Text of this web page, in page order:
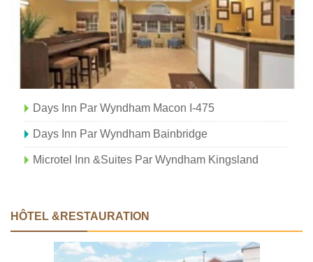
Days Inn Par Wyndham Macon I-475
Days Inn Par Wyndham Bainbridge
Microtel Inn &Suites Par Wyndham Kingsland
HÔTEL &RESTAURATION